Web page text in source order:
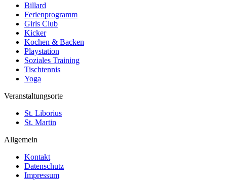
Billard
Ferienprogramm
Girls Club
Kicker
Kochen & Backen
Playstation
Soziales Training
Tischtennis
Yoga
Veranstaltungsorte
St. Liborius
St. Martin
Allgemein
Kontakt
Datenschutz
Impressum